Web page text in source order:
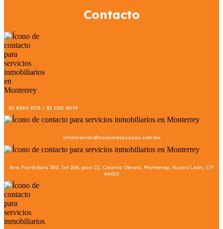
Contacto
81 8340 7073 / 81 1301 8579
informacion@asesoresycasas.com.mx
Ave. Fundidora 200, Int 206, piso C1, Colonia Obrera, Monterrey, Nuevo León, C.P.
64010